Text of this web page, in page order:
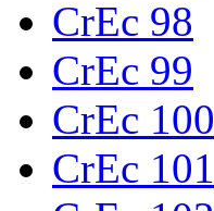
CrEc 98
CrEc 99
CrEc 100
CrEc 101